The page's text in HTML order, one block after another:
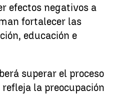
efectos negativos a
fortalecer las
educación e
superar el proceso
la preocupación